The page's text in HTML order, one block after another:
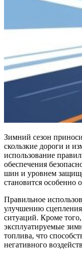
Зимний сезон
скользкие дороги и
использование
обеспечения
шин и уровнем
становится особенно
Правильное
улучшению
ситуаций. Кроме
эксплуатируемые
топлива, что
негативного